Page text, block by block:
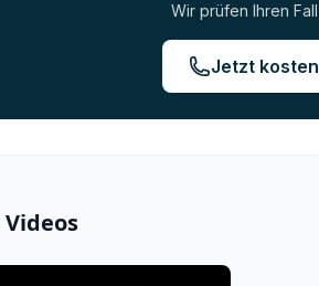
Wir prüfen Ihren
Jetzt